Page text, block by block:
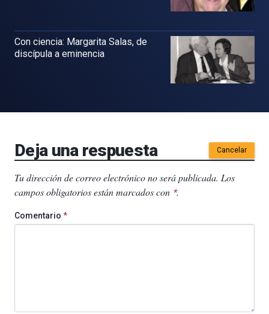
Con ciencia: Margarita Salas, de
discípula a eminencia
Deja una respuesta Cancelar
Tu dirección de correo electrónico no será publicada. Los
campos obligatorios están marcados con *.
Comentario *